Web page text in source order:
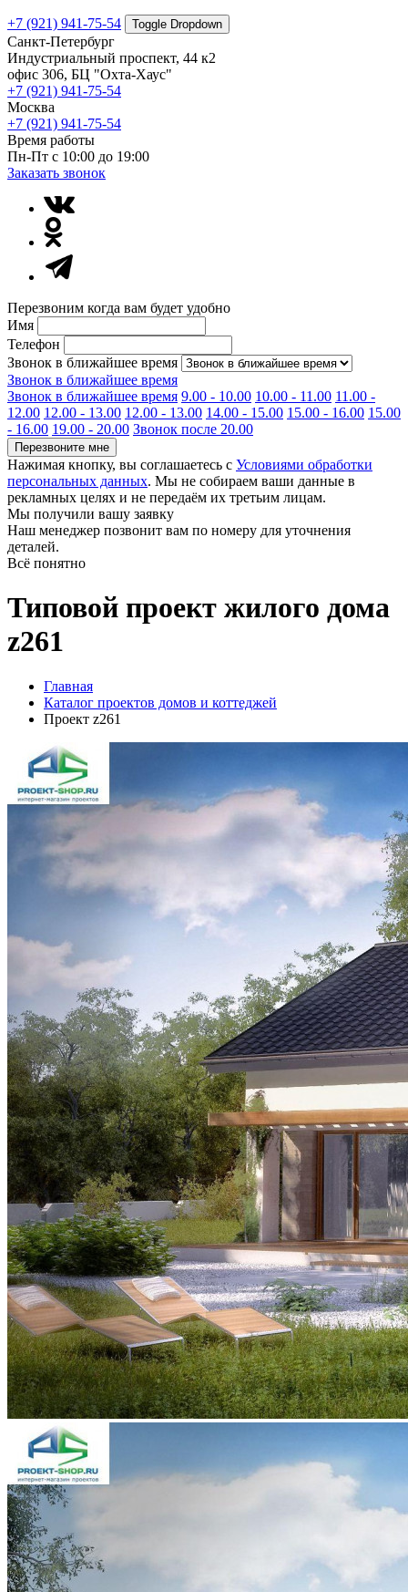
+7 (921) 941-75-54 Toggle Dropdown
Санкт-Петербург
Индустриальный проспект, 44 к2
офис 306, БЦ "Охта-Хаус"
+7 (921) 941-75-54
Москва
+7 (921) 941-75-54
Время работы
Пн-Пт с 10:00 до 19:00
Заказать звонок
Перезвоним когда вам будет удобно
Имя
Телефон
Звонок в ближайшее время
Звонок в ближайшее время
Звонок в ближайшее время 9.00 - 10.00 10.00 - 11.00 11.00 -
12.00 12.00 - 13.00 12.00 - 13.00 14.00 - 15.00 15.00 - 16.00 15.00
- 16.00 19.00 - 20.00 Звонок после 20.00
Перезвоните мне
Нажимая кнопку, вы соглашаетесь с Условиями обработки
персональных данных. Мы не собираем ваши данные в
рекламных целях и не передаём их третьим лицам.
Мы получили вашу заявку
Наш менеджер позвонит вам по номеру для уточнения
деталей.
Всё понятно
Типовой проект жилого дома
z261
Главная
Каталог проектов домов и коттеджей
Проект z261